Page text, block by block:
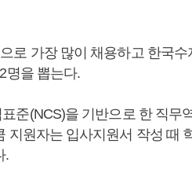
로 가장 많이 채용하고 한국
명을 뽑는다.
준(NCS)을 기반으로 한 직무
지원자는 입사지원서 작성 때
.